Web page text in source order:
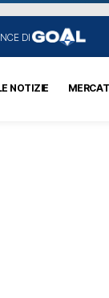
DI
NOTIZIE